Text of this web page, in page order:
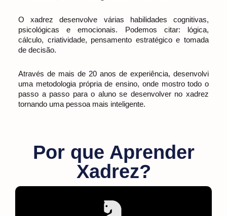
O xadrez desenvolve várias habilidades cognitivas,
psicológicas e emocionais. Podemos citar: lógica,
cálculo, criatividade, pensamento estratégico e tomada
de decisão.
Através de mais de 20 anos de experiência, desenvolvi
uma metodologia própria de ensino, onde mostro todo o
passo a passo para o aluno se desenvolver no xadrez
tornando uma pessoa mais inteligente.
Por que Aprender
Xadrez?